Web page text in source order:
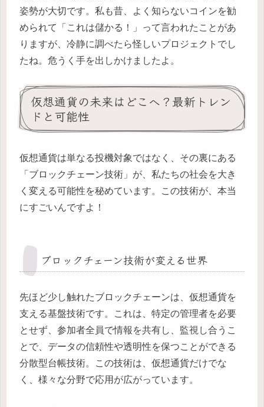
姿勢が大切です。私も昔、よく知らないコインを勧
められて「これは儲かる！」って言われたことがあ
りますが、冷静に調べたら怪しいプロジェクトでし
たね。危うく手を出しかけましたよ。
仮想通貨の未来はどこへ？最新トレン
ドと可能性
仮想通貨は単なる投機対象ではなく、その裏にある
「ブロックチェーン技術」が、私たちの社会を大き
く変える可能性を秘めています。この技術が、本当
にすごいんですよ！
ブロックチェーン技術が変える世界
先ほど少し触れたブロックチェーンは、仮想通貨を
支える基盤技術です。これは、特定の管理者を必要
とせず、参加者全員で情報を共有し、監視し合うこ
とで、データの信頼性や透明性を保つことができる
分散型台帳技術。この技術は、仮想通貨だけでな
く、様々な分野で応用が広がっています。